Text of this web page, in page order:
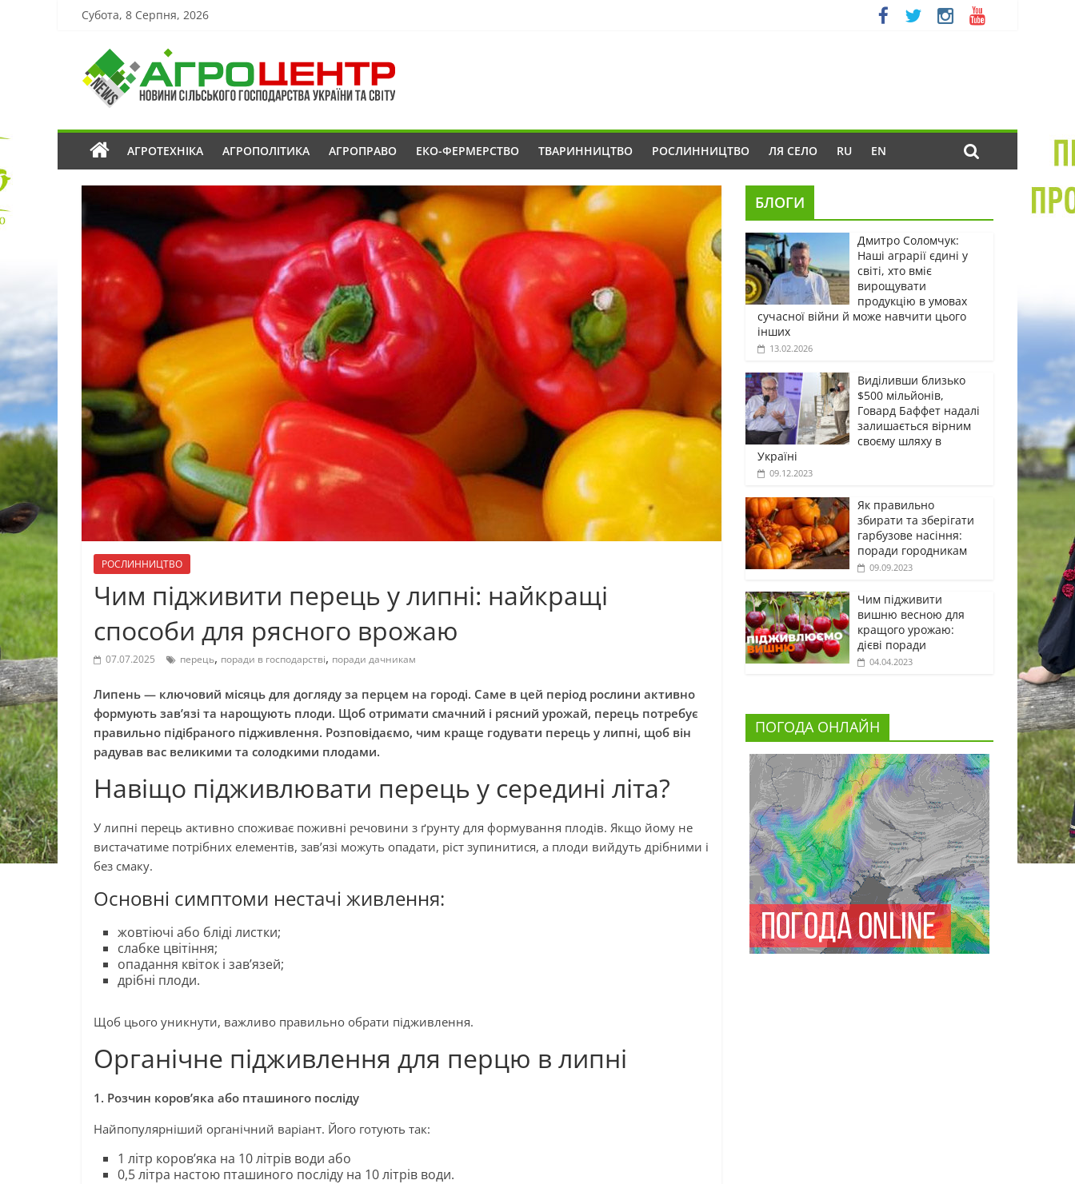
Субота, 8 Серпня, 2026
АГРОТЕХНІКА АГРОПОЛІТИКА АГРОПРАВО ЕКО-ФЕРМЕРСТВО ТВАРИННИЦТВО РОСЛИННИЦТВО ЛЯ СЕЛО RU EN
РОСЛИННИЦТВО
Чим підживити перець у липні: найкращі
способи для рясного врожаю
07.07.2025 перець, поради в господарстві, поради дачникам
Липень — ключовий місяць для догляду за перцем на городі. Саме в цей період рослини активно
формують зав’язі та нарощують плоди. Щоб отримати смачний і рясний урожай, перець потребує
правильно підібраного підживлення. Розповідаємо, чим краще годувати перець у липні, щоб він
радував вас великими та солодкими плодами.
Навіщо підживлювати перець у середині літа?
У липні перець активно споживає поживні речовини з ґрунту для формування плодів. Якщо йому не
вистачатиме потрібних елементів, зав’язі можуть опадати, ріст зупинитися, а плоди вийдуть дрібними і
без смаку.
Основні симптоми нестачі живлення:
жовтіючі або бліді листки;
слабке цвітіння;
опадання квіток і зав’язей;
дрібні плоди.
Щоб цього уникнути, важливо правильно обрати підживлення.
Органічне підживлення для перцю в липні
1. Розчин коров’яка або пташиного посліду
Найпопулярніший органічний варіант. Його готують так:
1 літр коров’яка на 10 літрів води або
0,5 літра настою пташиного посліду на 10 літрів води.
БЛОГИ
Дмитро Соломчук:
Наші аграрії єдині у
світі, хто вміє
вирощувати
продукцію в умовах
сучасної війни й може навчити цього
інших
13.02.2026
Виділивши близько
$500 мільйонів,
Говард Баффет надалі
залишається вірним
своєму шляху в
Україні
09.12.2023
Як правильно
збирати та зберігати
гарбузове насіння:
поради городникам
09.09.2023
Чим підживити
вишню весною для
кращого урожаю:
дієві поради
04.04.2023
ПОГОДА ОНЛАЙН